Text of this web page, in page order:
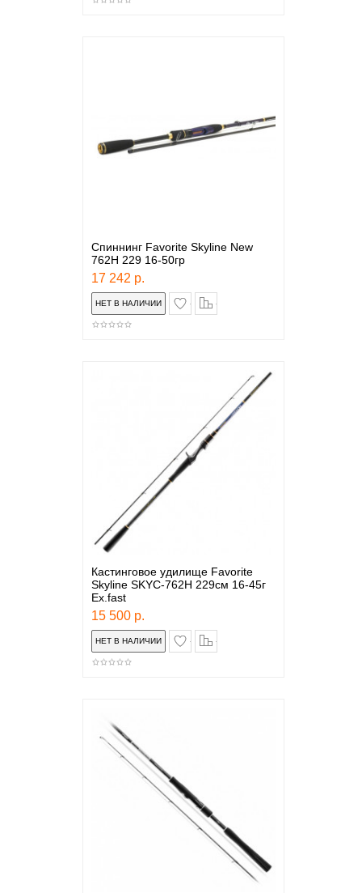
Спиннинг Favorite Skyline New
762H 229 16-50гр
17 242 р.
в закладки
Кастинговое удилище Favorite
Skyline SKYC-762H 229см 16-45г
Ex.fast
15 500 р.
в закладки